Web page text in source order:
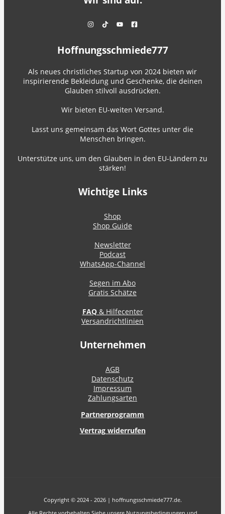
Hoffnungsschmiede777
Als neues christliches Startup von 2024 bieten wir
inspirierende Bekleidung und Geschenke, die deinen
Glauben stilvoll ausdrücken.
Wir bieten EU-weiten Versand.
Lasst uns gemeinsam das Wort Gottes unter die
Menschen bringen.
Unterstütze uns, um den Glauben in den EU-Ländern zu
stärken!
Wichtige Links
Shop
Shop Guide
Newsletter
Podcast
WhatsApp-Channel
Segen im Abo
Gratis Schätze
FAQ& Hilfecenter
Versandrichtlinien
Unternehmen
AGB
Datenschutz
Impressum
Zahlungsarten
Partnerprogramm
Vertrag widerrufen
Copyright © 2024 - 2026 | hoffnungsschmiede777.de.